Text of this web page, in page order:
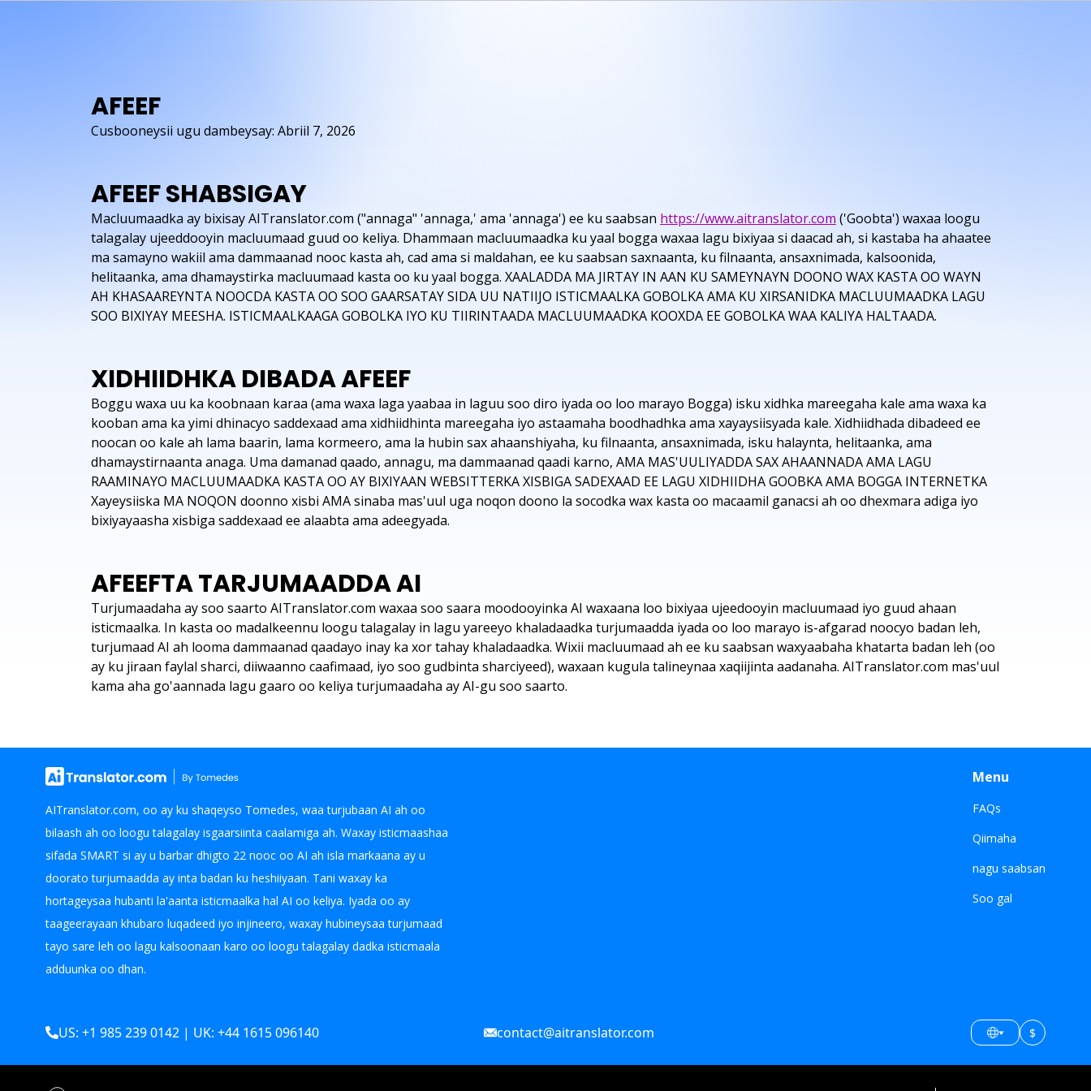
AFEEF
Cusbooneysii ugu dambeysay: Abriil 7, 2026
AFEEF SHABSIGAY
Macluumaadka ay bixisay AITranslator.com ("annaga" 'annaga,' ama 'annaga') ee ku saabsan https://www.aitranslator.com ('Goobta') waxaa loogu
talagalay ujeeddooyin macluumaad guud oo keliya. Dhammaan macluumaadka ku yaal bogga waxaa lagu bixiyaa si daacad ah, si kastaba ha ahaatee
ma samayno wakiil ama dammaanad nooc kasta ah, cad ama si maldahan, ee ku saabsan saxnaanta, ku filnaanta, ansaxnimada, kalsoonida,
helitaanka, ama dhamaystirka macluumaad kasta oo ku yaal bogga. XAALADDA MA JIRTAY IN AAN KU SAMEYNAYN DOONO WAX KASTA OO WAYN
AH KHASAAREYNTA NOOCDA KASTA OO SOO GAARSATAY SIDA UU NATIIJO ISTICMAALKA GOBOLKA AMA KU XIRSANIDKA MACLUUMAADKA LAGU
SOO BIXIYAY MEESHA. ISTICMAALKAAGA GOBOLKA IYO KU TIIRINTAADA MACLUUMAADKA KOOXDA EE GOBOLKA WAA KALIYA HALTAADA.
XIDHIIDHKA DIBADA AFEEF
Boggu waxa uu ka koobnaan karaa (ama waxa laga yaabaa in laguu soo diro iyada oo loo marayo Bogga) isku xidhka mareegaha kale ama waxa ka
kooban ama ka yimi dhinacyo saddexaad ama xidhiidhinta mareegaha iyo astaamaha boodhadhka ama xayaysiisyada kale. Xidhiidhada dibadeed ee
noocan oo kale ah lama baarin, lama kormeero, ama la hubin sax ahaanshiyaha, ku filnaanta, ansaxnimada, isku halaynta, helitaanka, ama
dhamaystirnaanta anaga. Uma damanad qaado, annagu, ma dammaanad qaadi karno, AMA MAS'UULIYADDA SAX AHAANNADA AMA LAGU
RAAMINAYO MACLUUMAADKA KASTA OO AY BIXIYAAN WEBSITTERKA XISBIGA SADEXAAD EE LAGU XIDHIIDHA GOOBKA AMA BOGGA INTERNETKA
Xayeysiiska MA NOQON doonno xisbi AMA sinaba mas'uul uga noqon doono la socodka wax kasta oo macaamil ganacsi ah oo dhexmara adiga iyo
bixiyayaasha xisbiga saddexaad ee alaabta ama adeegyada.
AFEEFTA TARJUMAADDA AI
Turjumaadaha ay soo saarto AITranslator.com waxaa soo saara moodooyinka AI waxaana loo bixiyaa ujeedooyin macluumaad iyo guud ahaan
isticmaalka. In kasta oo madalkeennu loogu talagalay in lagu yareeyo khaladaadka turjumaadda iyada oo loo marayo is-afgarad noocyo badan leh,
turjumaad AI ah looma dammaanad qaadayo inay ka xor tahay khaladaadka. Wixii macluumaad ah ee ku saabsan waxyaabaha khatarta badan leh (oo
ay ku jiraan faylal sharci, diiwaanno caafimaad, iyo soo gudbinta sharciyeed), waxaan kugula talineynaa xaqiijinta aadanaha. AITranslator.com mas'uul
kama aha go'aannada lagu gaaro oo keliya turjumaadaha ay AI-gu soo saarto.
AITranslator.com, oo ay ku shaqeyso Tomedes, waa turjubaan AI ah oo
bilaash ah oo loogu talagalay isgaarsiinta caalamiga ah. Waxay isticmaashaa
sifada SMART si ay u barbar dhigto 22 nooc oo AI ah isla markaana ay u
doorato turjumaadda ay inta badan ku heshiiyaan. Tani waxay ka
hortageysaa hubanti la'aanta isticmaalka hal AI oo keliya. Iyada oo ay
taageerayaan khubaro luqadeed iyo injineero, waxay hubineysaa turjumaad
tayo sare leh oo lagu kalsoonaan karo oo loogu talagalay dadka isticmaala
adduunka oo dhan.
Menu
FAQs
Qiimaha
nagu saabsan
Soo gal
US: +1 985 239 0142 | UK: +44 1615 096140 contact@aitranslator.com $